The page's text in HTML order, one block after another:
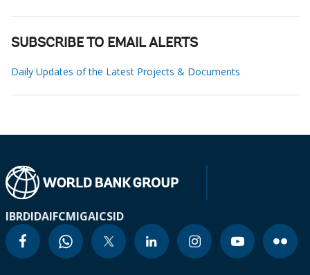
SUBSCRIBE TO EMAIL ALERTS
Daily Updates of the Latest Projects & Documents
IBRDIDAIFCMIGAICSID